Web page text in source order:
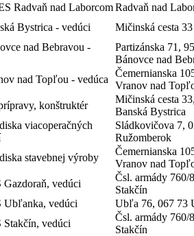
Radvaň nad LaborcomRadvaň nad
Bystrica - vedúci
Mičinská cesta 33
nad Bebravou -
Partizánska 71,
Bánovce nad
nad Topľou - vedúca
Čemernianska
Vranov nad
konštruktér
Mičinská cesta
Banská Bystrica
viacoperačných
Sládkovičova 7,
Ružomberok
stavebnej výroby
Čemernianska
Vranov nad
Gazdoraň, vedúci
Čsl. armády 760/
Stakčín
Ubľanka, vedúci
Ubľa 76, 067 73
Stakčín, vedúci
Čsl. armády 760/
Stakčín